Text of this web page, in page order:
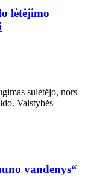
lėtėjimo
sulėtėjo, nors
Valstybės
vandenys“